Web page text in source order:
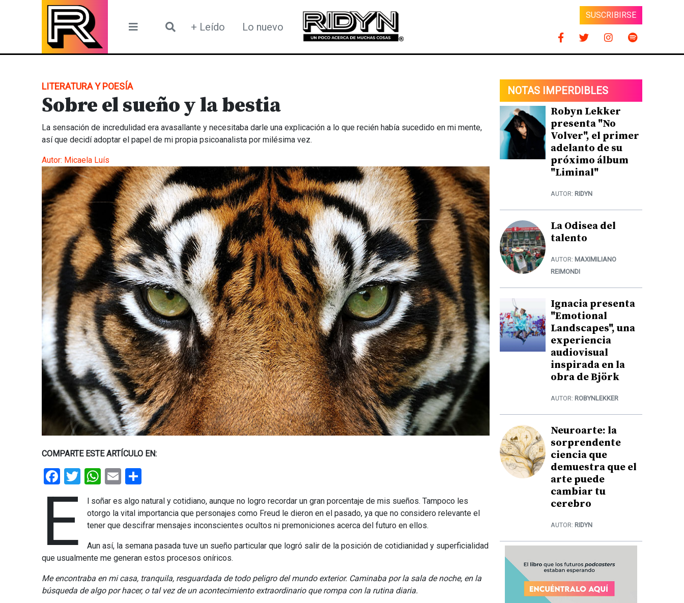
+ Leído Lo nuevo
SUSCRIBIRSE
LITERATURA Y POESÍA
Sobre el sueño y la bestia
La sensación de incredulidad era avasallante y necesitaba darle una explicación a lo que recién había sucedido en mi mente,
así que decidí adoptar el papel de mi propia psicoanalista por milésima vez.
Autor: Micaela Luís
COMPARTE ESTE ARTÍCULO EN:
Facebook
Twitter
WhatsApp
Email
E
l soñar es algo natural y cotidiano, aunque no logro recordar un gran porcentaje de mis sueños. Tampoco les
otorgo la vital importancia que personajes como Freud le dieron en el pasado, ya que no considero relevante el
tener que descifrar mensajes inconscientes ocultos ni premoniciones acerca del futuro en ellos.
Aun así, la semana pasada tuve un sueño particular que logró salir de la posición de cotidianidad y superficialidad
que usualmente me generan estos procesos oníricos.
Me encontraba en mi casa, tranquila, resguardada de todo peligro del mundo exterior. Caminaba por la sala de noche, en la
búsqueda de algo por hacer, o tal vez de un acontecimiento extraordinario que rompa con la rutina diaria.
NOTAS IMPERDIBLES
Robyn Lekker
presenta "No
Volver", el primer
adelanto de su
próximo álbum
"Liminal"
AUTOR: RIDYN
La Odisea del
talento
AUTOR: MAXIMILIANO
REIMONDI
Ignacia presenta
"Emotional
Landscapes", una
experiencia
audiovisual
inspirada en la
obra de Björk
AUTOR: ROBYNLEKKER
Neuroarte: la
sorprendente
ciencia que
demuestra que el
arte puede
cambiar tu
cerebro
AUTOR: RIDYN